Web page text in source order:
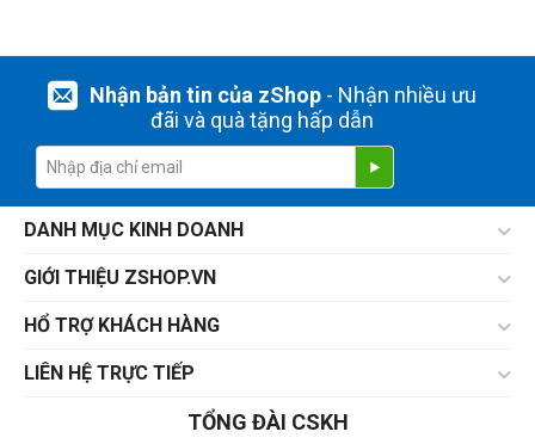
Nhận bản tin của zShop- Nhận nhiều ưu
đãi và quà tặng hấp dẫn
DANH MỤC KINH DOANH
GIỚI THIỆU ZSHOP.VN
HỔ TRỢ KHÁCH HÀNG
LIÊN HỆ TRỰC TIẾP
TỔNG ĐÀI CSKH